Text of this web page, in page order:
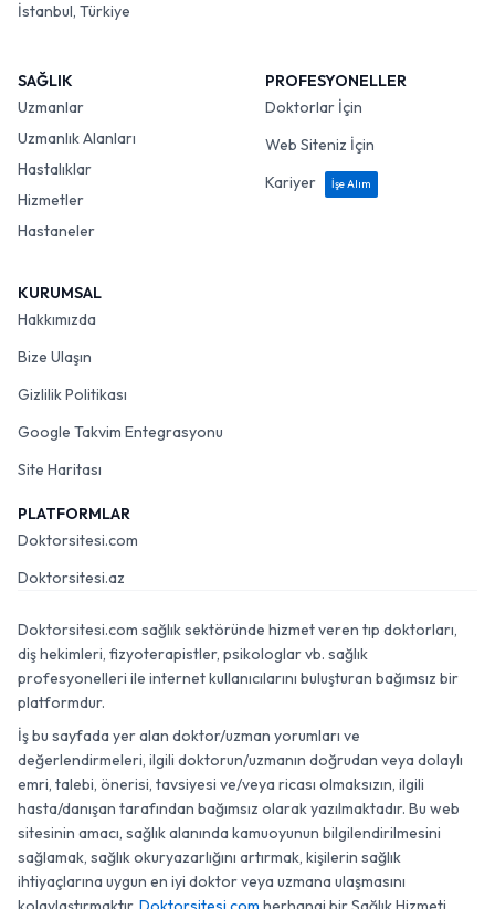
İstanbul, Türkiye
SAĞLIK
Uzmanlar
Uzmanlık Alanları
Hastalıklar
Hizmetler
Hastaneler
PROFESYONELLER
Doktorlar İçin
Web Siteniz İçin
Kariyer
İşe Alım
KURUMSAL
Hakkımızda
Bize Ulaşın
Gizlilik Politikası
Google Takvim Entegrasyonu
Site Haritası
PLATFORMLAR
Doktorsitesi.com
Doktorsitesi.az
Doktorsitesi.com sağlık sektöründe hizmet veren tıp doktorları,
diş hekimleri, fizyoterapistler, psikologlar vb. sağlık
profesyonelleri ile internet kullanıcılarını buluşturan bağımsız bir
platformdur.
İş bu sayfada yer alan doktor/uzman yorumları ve
değerlendirmeleri, ilgili doktorun/uzmanın doğrudan veya dolaylı
emri, talebi, önerisi, tavsiyesi ve/veya ricası olmaksızın, ilgili
hasta/danışan tarafından bağımsız olarak yazılmaktadır. Bu web
sitesinin amacı, sağlık alanında kamuoyunun bilgilendirilmesini
sağlamak, sağlık okuryazarlığını artırmak, kişilerin sağlık
ihtiyaçlarına uygun en iyi doktor veya uzmana ulaşmasını